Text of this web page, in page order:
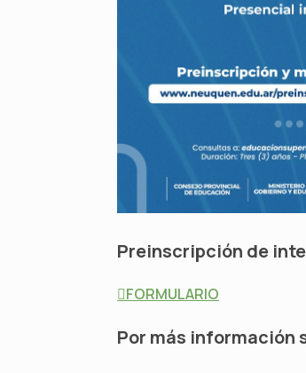
Preinscripción de
FORMULARIO
Por más información